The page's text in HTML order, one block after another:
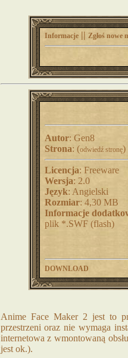
Informacje|| Zgłoś nowe
Autor: Gen8
Strona: (odwiedź stronę)
Licencja: Freeware
Wersja: 2.0
Język: Angielski
Rozmiar: 4,30 MB
Informacje
plik *.SWF (flash)
DOWNLOAD
Anime Face Maker 2 jest to
przestrzeni oraz nie wymaga
internetowa z wmontowaną
jest ok.).